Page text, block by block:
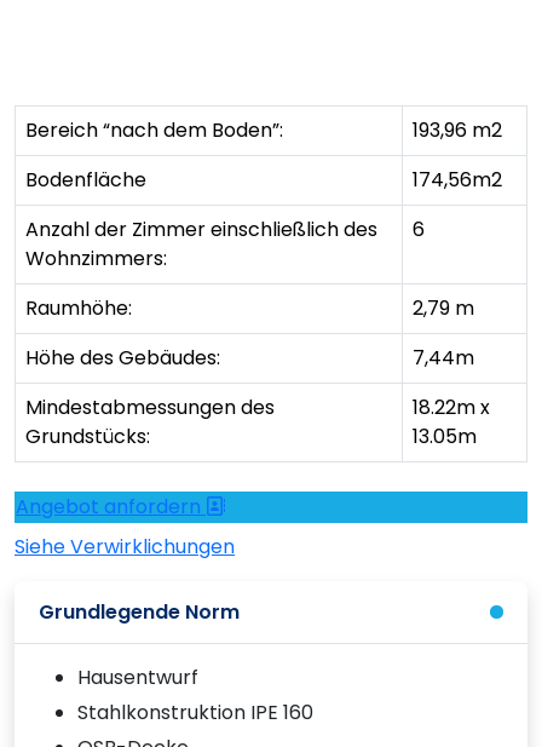
Bereich “nach dem Boden”:
193,96 m2
Bodenfläche
174,56m2
Anzahl der Zimmer einschließlich des
Wohnzimmers:
6
Raumhöhe:
2,79 m
Höhe des Gebäudes:
7,44m
Mindestabmessungen des
Grundstücks:
18.22m x
13.05m
Angebot anfordern
Siehe Verwirklichungen
Grundlegende Norm
Hausentwurf
Stahlkonstruktion IPE 160